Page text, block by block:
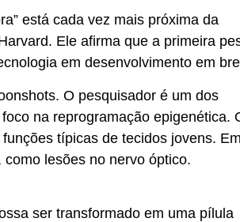
está cada vez mais próxima da
Ele afirma que a primeira
em desenvolvimento em
O pesquisador é um dos
na reprogramação epigenética.
típicas de tecidos jovens. Em
lesões no nervo óptico.
ser transformado em uma pílula